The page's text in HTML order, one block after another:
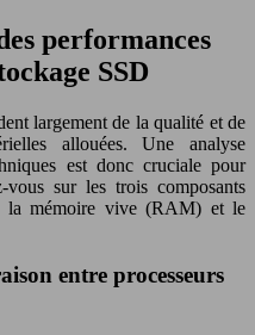
performances
SSD
largement de la qualité et de
allouées. Une analyse
est donc cruciale pour
sur les trois composants
la mémoire vive (RAM) et le
entre processeurs